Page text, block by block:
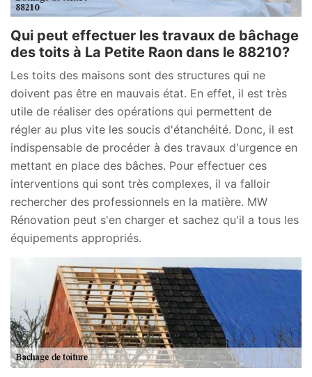
Qui peut effectuer les travaux de bâchage
des toits à La Petite Raon dans le 88210?
Les toits des maisons sont des structures qui ne
doivent pas être en mauvais état. En effet, il est très
utile de réaliser des opérations qui permettent de
régler au plus vite les soucis d'étanchéité. Donc, il est
indispensable de procéder à des travaux d'urgence en
mettant en place des bâches. Pour effectuer ces
interventions qui sont très complexes, il va falloir
rechercher des professionnels en la matière. MW
Rénovation peut s'en charger et sachez qu'il a tous les
équipements appropriés.